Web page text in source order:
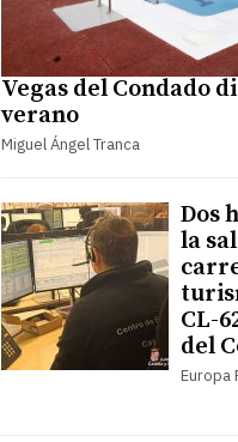
Vegas del Condado
verano
Miguel Ángel Tranca
Dos
la
CL-
del
Europa